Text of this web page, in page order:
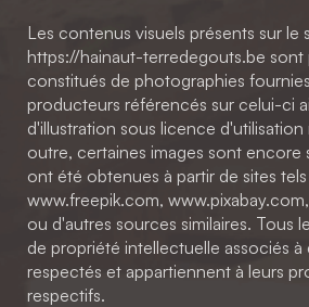
Les contenus visuels présents sur le
https://hainaut-terredegouts.be sont
constitués de photographies
producteurs référencés sur celui-ci
d'illustration sous licence d'utilisation
outre, certaines images sont encore
ont été obtenues à partir de sites
www.freepik.com,
ou d'autres sources similaires. Tous
de propriété intellectuelle associés
respectés et appartiennent à leurs
respectifs.